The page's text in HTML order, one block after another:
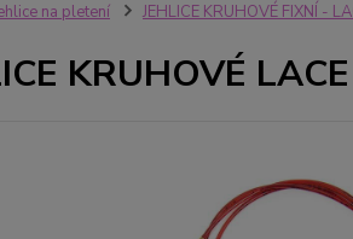
na pletení JEHLICE KRUHOVÉ FIXNÍ -
KRUHOVÉ